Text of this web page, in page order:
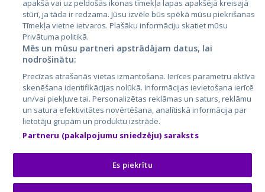
City24.lv
City24.ee
GetaPro.lv
GetaPro.ee
Skelbiu.lt
Autoplius.lt
Aruodas.lt
CVbankas.lt
Kainos.lt
Paslaugos.lt
auto24.ee
Osta.ee
KuldneBörs.ee
apakšā vai uz peldošās ikonas tīmekļa lapas apakšējā kreisajā
stūrī, ja tāda ir redzama. Jūsu izvēle būs spēkā mūsu piekrišanas
Tīmekļa vietne ietvaros. Plašāku informāciju skatiet mūsu
Privātuma politikā.
Mēs un mūsu partneri apstrādājam datus, lai
nodrošinātu:
Precīzas atrašanās vietas izmantošana. Ierīces parametru aktīva
skenēšana identifikācijas nolūkā. Informācijas ievietošana ierīcē
un/vai piekļuve tai. Personalizētas reklāmas un saturs, reklāmu
un satura efektivitātes novērtēšana, analītiskā informācija par
lietotāju grupām un produktu izstrāde.
Partneru (pakalpojumu sniedzēju) saraksts
Es piekrītu